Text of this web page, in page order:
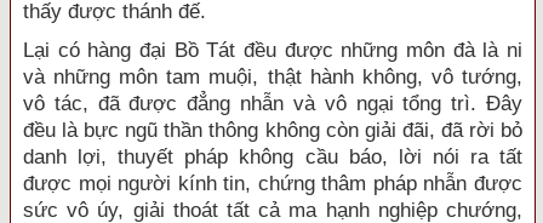
thấy được thánh đế.
Lại có hàng đại Bồ Tát đều được những môn đà là ni
và những môn tam muội, thật hành không, vô tướng,
vô tác, đã được đẳng nhẫn và vô ngại tổng trì. Đây
đều là bực ngũ thần thông không còn giải đãi, đã rời bỏ
danh lợi, thuyết pháp không cầu báo, lời nói ra tất
được mọi người kính tin, chứng thâm pháp nhẫn được
sức vô úy, giải thoát tất cả ma hạnh nghiệp chướng,